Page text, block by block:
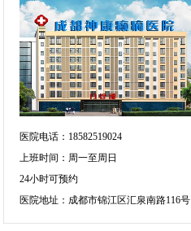
医院电话：18582519024
上班时间：周一至周日
24小时可预约
医院地址：成都市锦江区汇泉南路116号